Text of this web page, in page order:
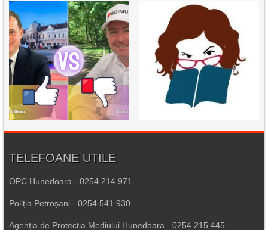
TELEFOANE UTILE
OPC Hunedoara - 0254.214.971
Poliția Petroșani - 0254.541.930
Agenția de Protecția Mediului Hunedoara - 0254.215.445